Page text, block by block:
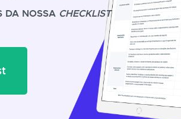
DA NOSSA CHECKLIST